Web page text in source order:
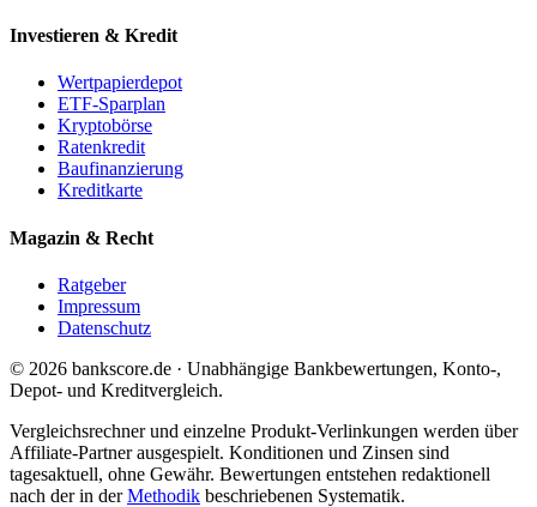
Investieren & Kredit
Wertpapierdepot
ETF-Sparplan
Kryptobörse
Ratenkredit
Baufinanzierung
Kreditkarte
Magazin & Recht
Ratgeber
Impressum
Datenschutz
© 2026 bankscore.de · Unabhängige Bankbewertungen, Konto-,
Depot- und Kreditvergleich.
Vergleichsrechner und einzelne Produkt-Verlinkungen werden über
Affiliate-Partner ausgespielt. Konditionen und Zinsen sind
tagesaktuell, ohne Gewähr. Bewertungen entstehen redaktionell
nach der in derMethodik beschriebenen Systematik.